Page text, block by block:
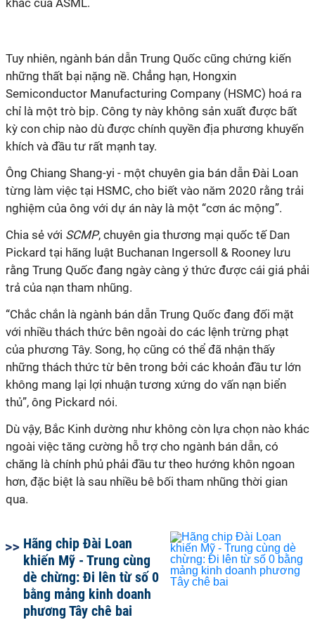
khắc của ASML.
Tuy nhiên, ngành bán dẫn Trung Quốc cũng chứng kiến
những thất bại nặng nề. Chẳng hạn, Hongxin
Semiconductor Manufacturing Company (HSMC) hoá ra
chỉ là một trò bịp. Công ty này không sản xuất được bất
kỳ con chip nào dù được chính quyền địa phương khuyến
khích và đầu tư rất mạnh tay.
Ông Chiang Shang-yi - một chuyên gia bán dẫn Đài Loan
từng làm việc tại HSMC, cho biết vào năm 2020 rằng trải
nghiệm của ông với dự án này là một “cơn ác mộng”.
Chia sẻ với SCMP, chuyên gia thương mại quốc tế Dan
Pickard tại hãng luật Buchanan Ingersoll & Rooney lưu
rằng Trung Quốc đang ngày càng ý thức được cái giá phải
trả của nạn tham nhũng.
“Chắc chắn là ngành bán dẫn Trung Quốc đang đối mặt
với nhiều thách thức bên ngoài do các lệnh trừng phạt
của phương Tây. Song, họ cũng có thể đã nhận thấy
những thách thức từ bên trong bởi các khoản đầu tư lớn
không mang lại lợi nhuận tương xứng do vấn nạn biển
thủ”, ông Pickard nói.
Dù vậy, Bắc Kinh dường như không còn lựa chọn nào khác
ngoài việc tăng cường hỗ trợ cho ngành bán dẫn, có
chăng là chính phủ phải đầu tư theo hướng khôn ngoan
hơn, đặc biệt là sau nhiều bê bối tham nhũng thời gian
qua.
Hãng chip Đài Loan
khiến Mỹ - Trung cùng
dè chừng: Đi lên từ số 0
bằng mảng kinh doanh
phương Tây chê bai